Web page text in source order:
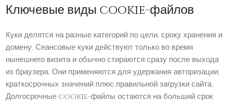
Ключевые виды cookie-файлов
Куки делятся на разные категорий по цели, сроку хранения и
домену. Сеансовые куки действуют только во время
нынешнего визита и обычно стираются сразу после выхода
из браузера. Они применяются для удержания авторизации,
краткосрочных значений плюс правильной загрузки сайта.
Долгосрочные cookie-файлы остаются на больший срок